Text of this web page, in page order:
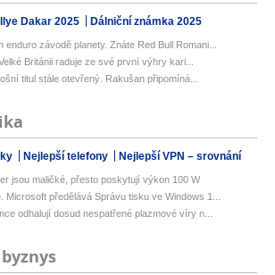
Dakar 2025 Dálniční známka 2025
enduro závodě planety. Znáte Red Bull Romani...
Británii raduje ze své první výhry kari...
titul stále otevřený. Rakušan připomíná...
Nejlepší telefony Nejlepší VPN – srovnání
jsou maličké, přesto poskytují výkon 100 W
Microsoft předělává Správu tisku ve Windows 1...
odhalují dosud nespatřené plazmové víry n...